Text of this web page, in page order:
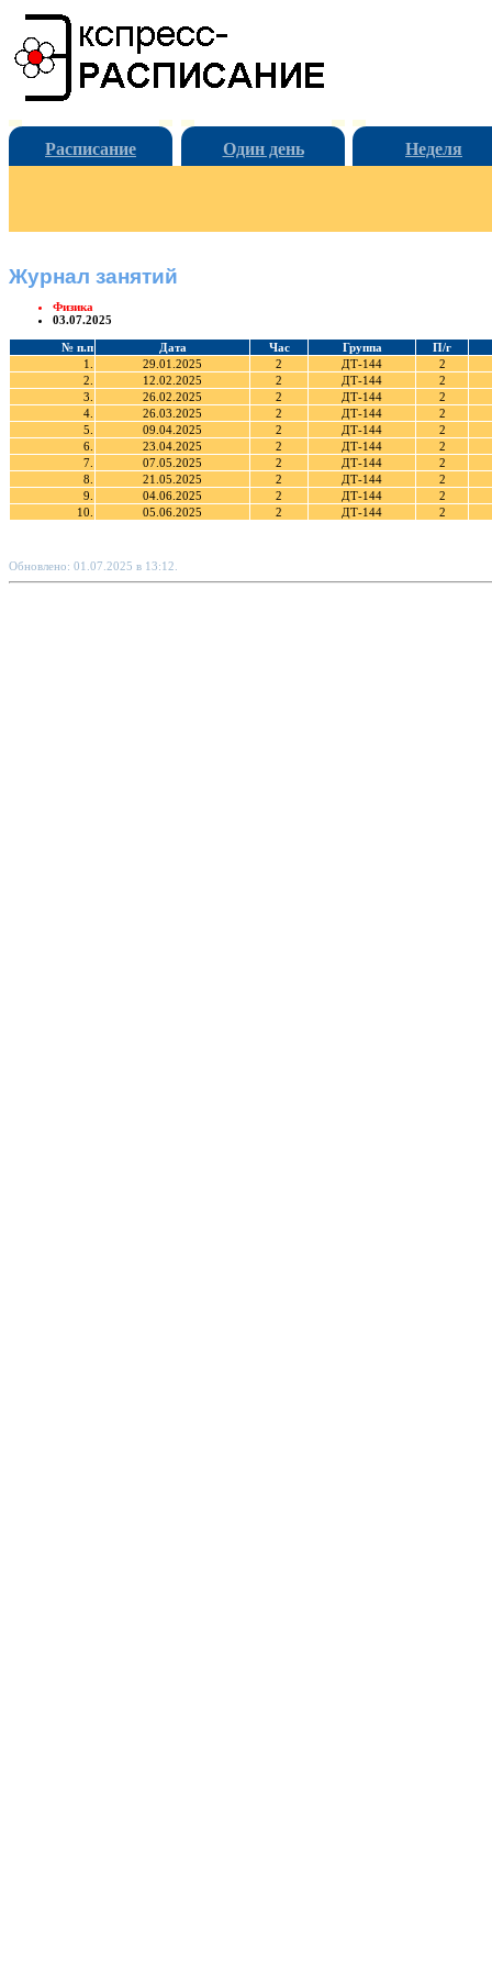
Расписание Один день Неделя
Журнал занятий
Физика
03.07.2025
№ п.п Дата Час Группа
П/г
1.
29.01.2025 2 ДТ-144
2
2.
12.02.2025 2 ДТ-144
2
3.
26.02.2025 2 ДТ-144
2
4.
26.03.2025 2 ДТ-144
2
5.
09.04.2025 2 ДТ-144
2
6.
23.04.2025 2 ДТ-144
2
7.
07.05.2025 2 ДТ-144
2
8.
21.05.2025 2 ДТ-144
2
9.
04.06.2025 2 ДТ-144
2
10.
05.06.2025 2 ДТ-144 2
Обновлено: 01.07.2025 в 13:12.